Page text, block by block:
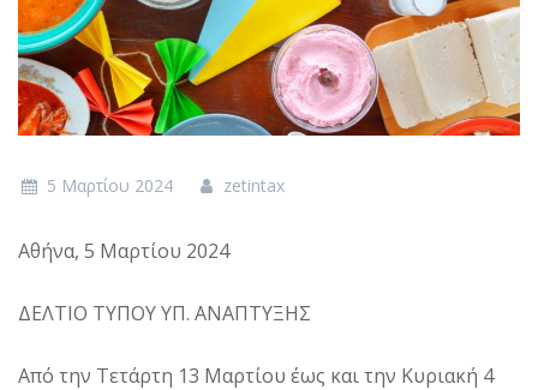
5 Μαρτίου 2024 zetintax
Αθήνα, 5 Μαρτίου 2024
ΔΕΛΤΙΟ ΤΥΠΟΥ ΥΠ. ΑΝΑΠΤΥΞΗΣ
Από την Τετάρτη 13 Μαρτίου έως και την Κυριακή 4